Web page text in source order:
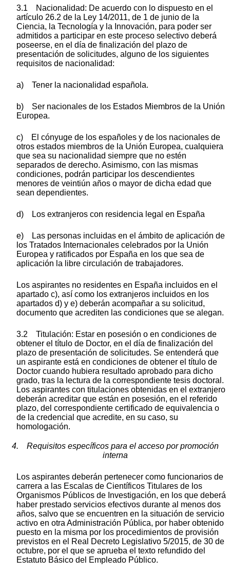
3.1 Nacionalidad: De acuerdo con lo dispuesto en el
artículo 26.2 de la Ley 14/2011, de 1 de junio de la
Ciencia, la Tecnología y la Innovación, para poder ser
admitidos a participar en este proceso selectivo deberá
poseerse, en el día de finalización del plazo de
presentación de solicitudes, alguno de los siguientes
requisitos de nacionalidad:
a) Tener la nacionalidad española.
b) Ser nacionales de los Estados Miembros de la Unión
Europea.
c) El cónyuge de los españoles y de los nacionales de
otros estados miembros de la Unión Europea, cualquiera
que sea su nacionalidad siempre que no estén
separados de derecho. Asimismo, con las mismas
condiciones, podrán participar los descendientes
menores de veintiún años o mayor de dicha edad que
sean dependientes.
d) Los extranjeros con residencia legal en España
e) Las personas incluidas en el ámbito de aplicación de
los Tratados Internacionales celebrados por la Unión
Europea y ratificados por España en los que sea de
aplicación la libre circulación de trabajadores.
Los aspirantes no residentes en España incluidos en el
apartado c), así como los extranjeros incluidos en los
apartados d) y e) deberán acompañar a su solicitud,
documento que acrediten las condiciones que se alegan.
3.2 Titulación: Estar en posesión o en condiciones de
obtener el título de Doctor, en el día de finalización del
plazo de presentación de solicitudes. Se entenderá que
un aspirante está en condiciones de obtener el título de
Doctor cuando hubiera resultado aprobado para dicho
grado, tras la lectura de la correspondiente tesis doctoral.
Los aspirantes con titulaciones obtenidas en el extranjero
deberán acreditar que están en posesión, en el referido
plazo, del correspondiente certificado de equivalencia o
de la credencial que acredite, en su caso, su
homologación.
4. Requisitos específicos para el acceso por promoción
interna
Los aspirantes deberán pertenecer como funcionarios de
carrera a las Escalas de Científicos Titulares de los
Organismos Públicos de Investigación, en los que deberá
haber prestado servicios efectivos durante al menos dos
años, salvo que se encuentren en la situación de servicio
activo en otra Administración Pública, por haber obtenido
puesto en la misma por los procedimientos de provisión
previstos en el Real Decreto Legislativo 5/2015, de 30 de
octubre, por el que se aprueba el texto refundido del
Estatuto Básico del Empleado Público.